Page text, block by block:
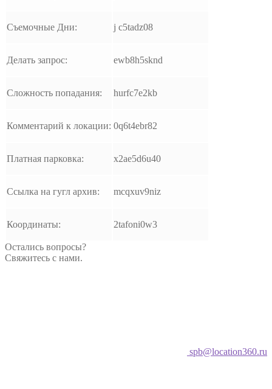
Съемочные Дни: j c5tadz08
Делать запрос: ewb8h5sknd
Сложность попадания: hurfc7e2kb
Комментарий к локации: 0q6t4ebr82
Платная парковка: x2ae5d6u40
Ссылка на гугл архив: mcqxuv9niz
Координаты: 2tafoni0w3
Остались вопросы?
Свяжитесь с нами.
spb@location360.ru